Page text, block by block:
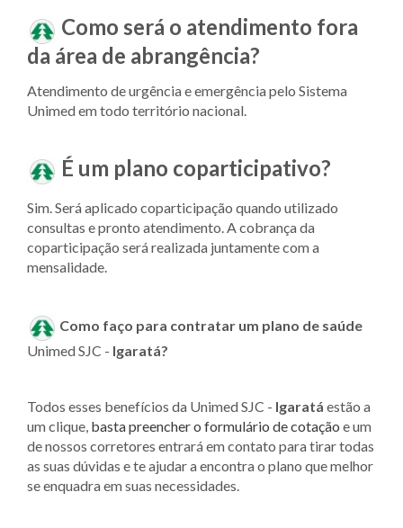
Como será o atendimento fora
da área de abrangência?
Atendimento de urgência e emergência pelo Sistema
Unimed em todo território nacional.
É um plano coparticipativo?
Sim. Será aplicado coparticipação quando utilizado
consultas e pronto atendimento. A cobrança da
coparticipação será realizada juntamente com a
mensalidade.
Como faço para contratar um plano de saúde
Unimed SJC - Igaratá?
Todos esses benefícios da Unimed SJC - Igaratá estão a
um clique, basta preencher o formulário de cotação e um
de nossos corretores entrará em contato para tirar todas
as suas dúvidas e te ajudar a encontra o plano que melhor
se enquadra em suas necessidades.